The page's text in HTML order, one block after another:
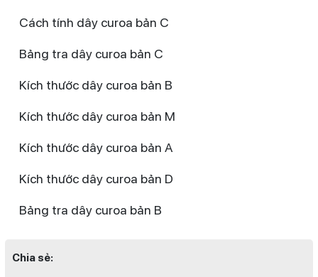
Cách tính dây curoa bản C
Bảng tra dây curoa bản C
Kích thước dây curoa bản B
Kích thước dây curoa bản M
Kích thước dây curoa bản A
Kích thước dây curoa bản D
Bảng tra dây curoa bản B
Chia sẻ: